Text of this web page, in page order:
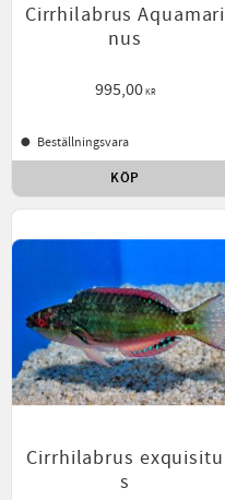
Cirrhilabrus Aquamari
nus
995,00KR
Beställningsvara
KÖP
Cirrhilabrus exquisitu
s